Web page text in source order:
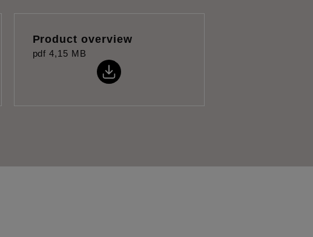
Product overview
pdf 4,15 MB